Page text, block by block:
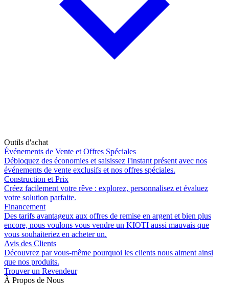
Outils d'achat
Événements de Vente et Offres Spéciales
Débloquez des économies et saisissez l'instant présent avec nos
événements de vente exclusifs et nos offres spéciales.
Construction et Prix
Créez facilement votre rêve : explorez, personnalisez et évaluez
votre solution parfaite.
Financement
Des tarifs avantageux aux offres de remise en argent et bien plus
encore, nous voulons vous vendre un KIOTI aussi mauvais que
vous souhaiteriez en acheter un.
Avis des Clients
Découvrez par vous-même pourquoi les clients nous aiment ainsi
que nos produits.
Trouver un Revendeur
À Propos de Nous